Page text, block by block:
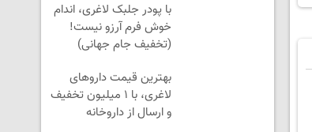
با پودر جلبک لاغری، اندام
خوش فرم آرزو نیست!
(تخفیف جام جهانی)
بهترین قیمت داروهای
لاغری، با ۱ میلیون تخفیف
و ارسال از داروخانه‌